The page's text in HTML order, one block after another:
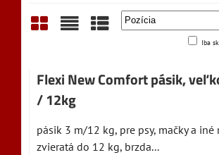
Iba
Flexi New Comfort pásik,
/ 12kg
pásik 3 m/12 kg, pre psy, mačky a iné
zvieratá do 12 kg, brzda...